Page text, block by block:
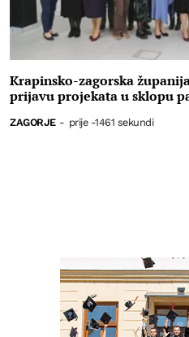
Krapinsko-zagorska
prijavu projekata u sklopu
ZAGORJE - prije -1461 sekundi